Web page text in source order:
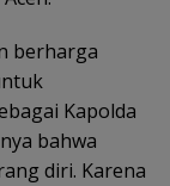
berharga
Kapolda
bahwa
diri. Karena